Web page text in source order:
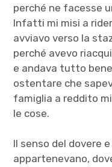
perché ne facesse
Infatti mi misi a
avviavo verso la
perché avevo
e andava tutto
ostentare che
famiglia a reddito
le cose.
Il senso del dovere
appartenevano,